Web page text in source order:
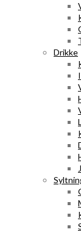
Drikke